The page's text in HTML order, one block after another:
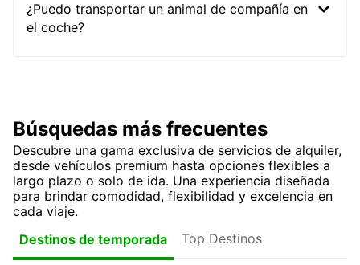
¿Puedo transportar un animal de compañía en
el coche?
Búsquedas más frecuentes
Descubre una gama exclusiva de servicios de alquiler,
desde vehículos premium hasta opciones flexibles a
largo plazo o solo de ida. Una experiencia diseñada
para brindar comodidad, flexibilidad y excelencia en
cada viaje.
Destinos de temporada
Top Destinos